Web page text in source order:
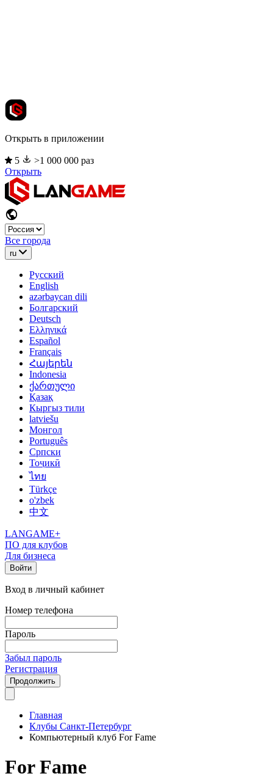
Открыть в приложении
5
>1 000 000 раз
Открыть
Все города
ru
Русский
English
azərbaycan dili
Болгарский
Deutsch
Ελληνικά
Español
Français
Հայերեն
Indonesia
ქართული
Қазақ
Кыргыз тили
latviešu
Монгол
Português
Српски
Тоҷикӣ
ไทย
Türkçe
o'zbek
中文
LANGAME+
ПО для клубов
Для бизнеса
Войти
Вход в личный кабинет
Номер телефона
Пароль
Забыл пароль
Регистрация
Продолжить
Главная
Клубы Санкт-Петербург
Компьютерный клуб For Fame
For Fame